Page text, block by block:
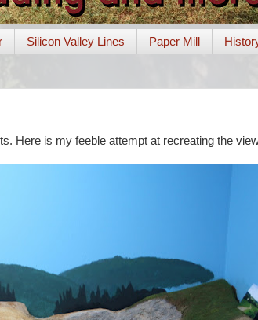
Silicon Valley Lines Paper Mill
Here is my feeble attempt at recreating the